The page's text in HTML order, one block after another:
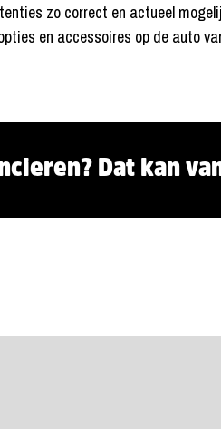
zo correct en actueel
en accessoires op de auto
Dat kan